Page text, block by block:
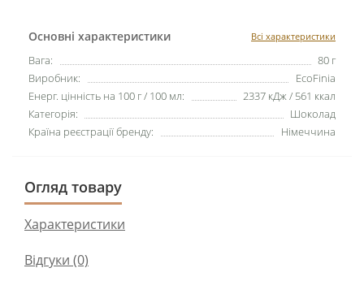
Основні характеристики Всі характеристики
Вага:
80 г
Виробник:
EcoFinia
Енерг. цінність на 100 г / 100 мл:
2337 кДж / 561 ккал
Категорія:
Шоколад
Країна реєстрації бренду:
Німеччина
Огляд товару
Характеристики
Відгуки (0)